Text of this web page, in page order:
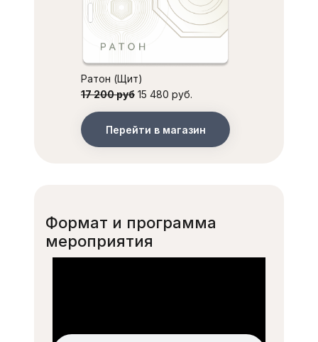
Ратон (Щит)
17 200 руб 15 480 руб.
Перейти в магазин
Формат и программа
мероприятия